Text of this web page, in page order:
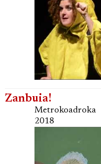
Zanbuia!
Metrokoadroka
2018